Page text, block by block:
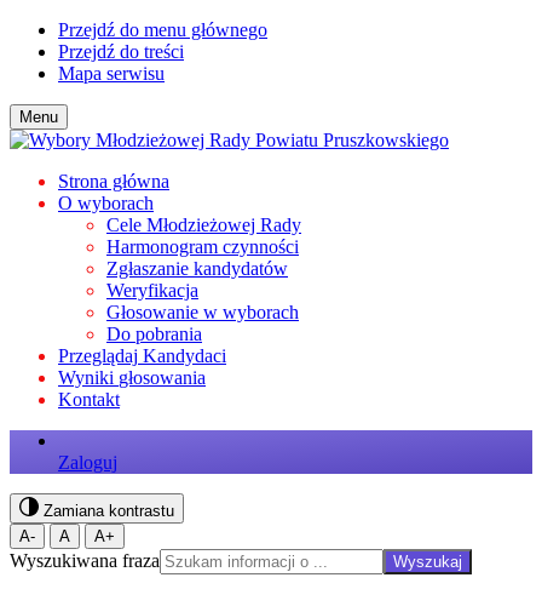
Przejdź do menu głównego
Przejdź do treści
Mapa serwisu
Menu
Strona główna
O wyborach
Cele Młodzieżowej Rady
Harmonogram czynności
Zgłaszanie kandydatów
Weryfikacja
Głosowanie w wyborach
Do pobrania
Przeglądaj Kandydaci
Wyniki głosowania
Kontakt
Zaloguj
Zamiana kontrastu
A-
A A+
Wyszukiwana fraza Wyszukaj